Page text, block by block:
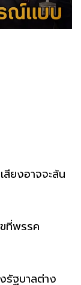
ยงอาจจะล้น
ที่พรรค
รัฐบาลต่าง